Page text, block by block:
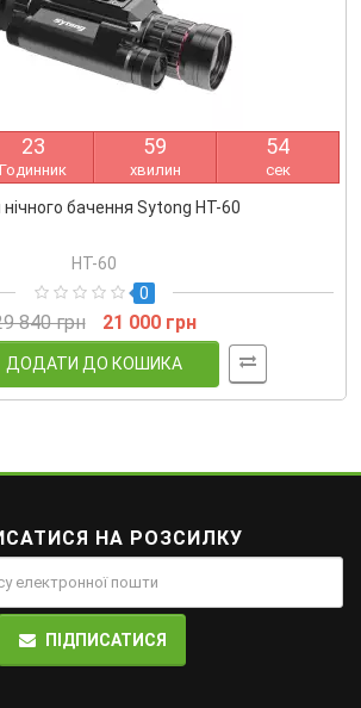
23
Годинник
59
хвилин
54
сек
нічного бачення Sytong HT-60
HT-60
0
840 грн 21 000 грн
ДОДАТИ ДО КОШИКА
НА РОЗСИЛКУ
ПІДПИСАТИСЯ